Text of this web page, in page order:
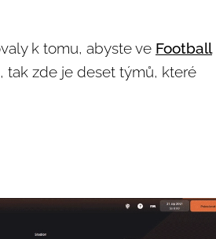
k tomu, abyste ve Football
tak zde je deset týmů, které